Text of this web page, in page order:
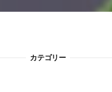
カテゴリー